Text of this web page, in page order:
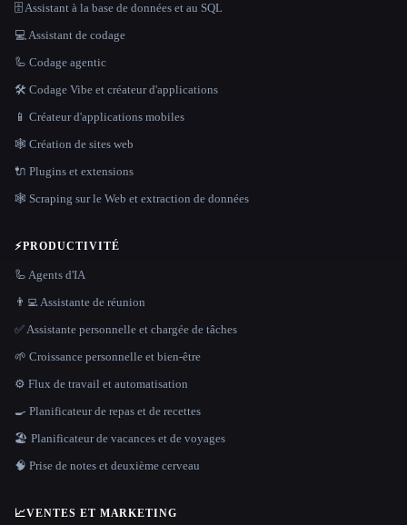
🗄️ Assistant à la base de données et au SQL
💻 Assistant de codage
🦾 Codage agentic
🛠️ Codage Vibe et créateur d'applications
📱 Créateur d'applications mobiles
🕸 Création de sites web
🔌 Plugins et extensions
🕸️ Scraping sur le Web et extraction de données
⚡PRODUCTIVITÉ
🦾 Agents d'IA
👨‍💻 Assistante de réunion
✅ Assistante personnelle et chargée de tâches
🌱 Croissance personnelle et bien-être
⚙️ Flux de travail et automatisation
🍳 Planificateur de repas et de recettes
🏖 Planificateur de vacances et de voyages
🧠 Prise de notes et deuxième cerveau
📈VENTES ET MARKETING